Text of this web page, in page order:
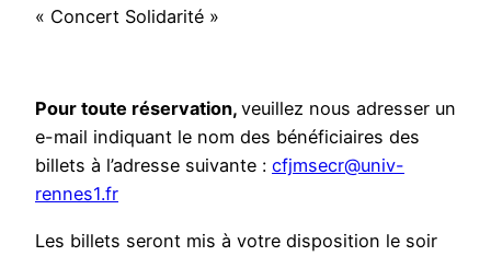
« Concert Solidarité »
Pour toute réservation, veuillez nous adresser un
e-mail indiquant le nom des bénéficiaires des
billets à l’adresse suivante : cfjmsecr@univ-
rennes1.fr
Les billets seront mis à votre disposition le soir